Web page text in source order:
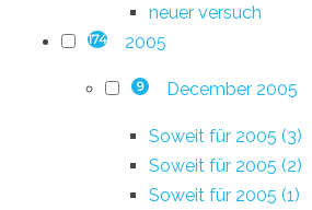
neuer versuch
174 2005
9 December 2005
Soweit für 2005 (3)
Soweit für 2005 (2)
Soweit für 2005 (1)